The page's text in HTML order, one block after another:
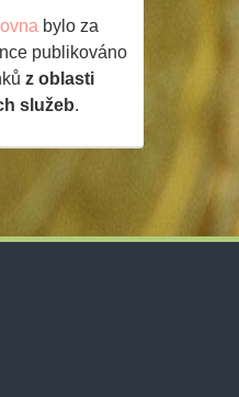
bylo za
publikováno
z oblasti
služeb.